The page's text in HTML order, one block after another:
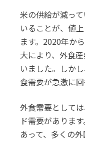
米の供給が減っ
いることが、値
ます。2020年か
大により、外食
いました。しか
食需要が急激に
外食需要として
ド需要がありま
あって、多くの